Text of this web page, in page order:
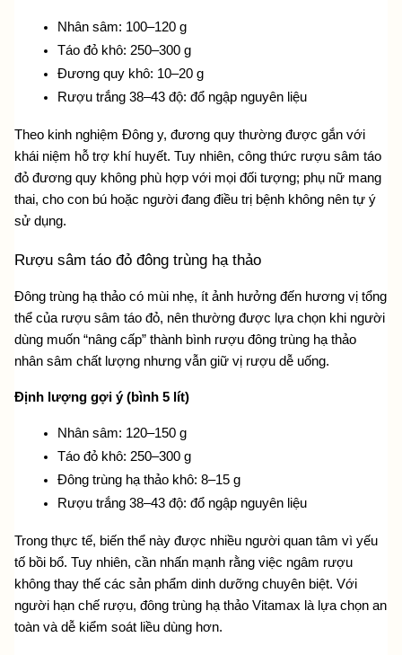
Nhân sâm: 100–120 g
Táo đỏ khô: 250–300 g
Đương quy khô: 10–20 g
Rượu trắng 38–43 độ: đổ ngập nguyên liệu
Theo kinh nghiệm Đông y, đương quy thường được gắn với
khái niệm hỗ trợ khí huyết. Tuy nhiên, công thức rượu sâm táo
đỏ đương quy không phù hợp với mọi đối tượng; phụ nữ mang
thai, cho con bú hoặc người đang điều trị bệnh không nên tự ý
sử dụng.
Rượu sâm táo đỏ đông trùng hạ thảo
Đông trùng hạ thảo có mùi nhẹ, ít ảnh hưởng đến hương vị tổng
thể của rượu sâm táo đỏ, nên thường được lựa chọn khi người
dùng muốn “nâng cấp” thành bình rượu đông trùng hạ thảo
nhân sâm chất lượng nhưng vẫn giữ vị rượu dễ uống.
Định lượng gợi ý (bình 5 lít)
Nhân sâm: 120–150 g
Táo đỏ khô: 250–300 g
Đông trùng hạ thảo khô: 8–15 g
Rượu trắng 38–43 độ: đổ ngập nguyên liệu
Trong thực tế, biến thể này được nhiều người quan tâm vì yếu
tố bồi bổ. Tuy nhiên, cần nhấn mạnh rằng việc ngâm rượu
không thay thế các sản phẩm dinh dưỡng chuyên biệt. Với
người hạn chế rượu, đông trùng hạ thảo Vitamax là lựa chọn an
toàn và dễ kiểm soát liều dùng hơn.